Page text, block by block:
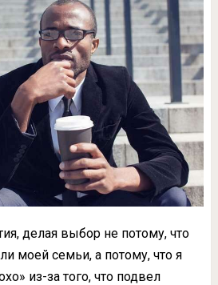
делая выбор не потому, что
моей семьи, а потому, что я
из-за того, что подвел